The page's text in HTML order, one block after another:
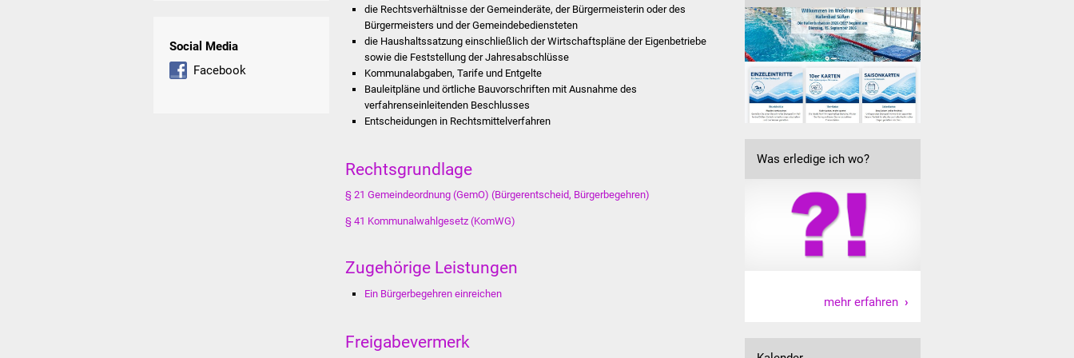
Social Media
Facebook
die Rechtsverhältnisse der Gemeinderäte, der Bürgermeisterin oder des
Bürgermeisters und der Gemeindebediensteten
die Haushaltssatzung einschließlich der Wirtschaftspläne der Eigenbetriebe
sowie die Feststellung der Jahresabschlüsse
Kommunalabgaben, Tarife und Entgelte
Bauleitpläne und örtliche Bauvorschriften mit Ausnahme des
verfahrenseinleitenden Beschlusses
Entscheidungen in Rechtsmittelverfahren
Rechtsgrundlage
§ 21 Gemeindeordnung (GemO) (Bürgerentscheid, Bürgerbegehren)
§ 41 Kommunalwahlgesetz (KomWG)
Zugehörige Leistungen
Ein Bürgerbegehren einreichen
Freigabevermerk
Was erledige ich wo?
mehr erfahren